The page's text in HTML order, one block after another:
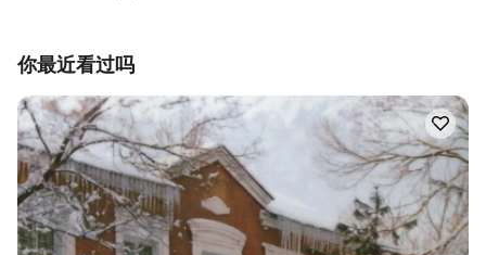
你最近看过吗